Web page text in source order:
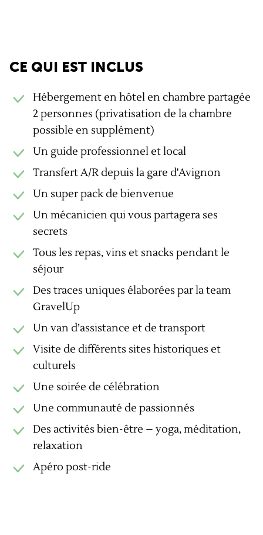
CE QUI EST INCLUS
Hébergement en hôtel en chambre partagée
2 personnes (privatisation de la chambre
possible en supplément)
Un guide professionnel et local
Transfert A/R depuis la gare d'Avignon
Un super pack de bienvenue
Un mécanicien qui vous partagera ses
secrets
Tous les repas, vins et snacks pendant le
séjour
Des traces uniques élaborées par la team
GravelUp
Un van d’assistance et de transport
Visite de différents sites historiques et
culturels
Une soirée de célébration
Une communauté de passionnés
Des activités bien-être – yoga, méditation,
relaxation
Apéro post-ride